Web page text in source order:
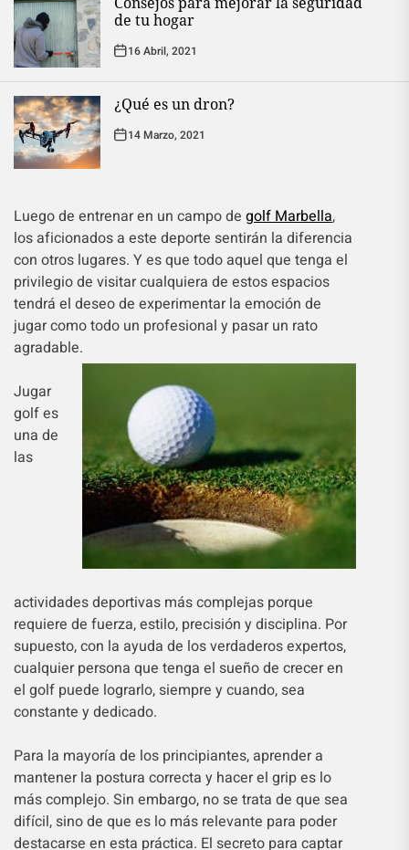
de tu hogar
16 Abril, 2021
¿Qué es un dron?
14 Marzo, 2021
Luego de entrenar en un campo de golf Marbella,
los aficionados a este deporte sentirán la diferencia
con otros lugares. Y es que todo aquel que tenga el
privilegio de visitar cualquiera de estos espacios
tendrá el deseo de experimentar la emoción de
jugar como todo un profesional y pasar un rato
agradable.
Jugar
golf es
una de
las
actividades deportivas más complejas porque
requiere de fuerza, estilo, precisión y disciplina. Por
supuesto, con la ayuda de los verdaderos expertos,
cualquier persona que tenga el sueño de crecer en
el golf puede lograrlo, siempre y cuando, sea
constante y dedicado.
Para la mayoría de los principiantes, aprender a
mantener la postura correcta y hacer el grip es lo
más complejo. Sin embargo, no se trata de que sea
difícil, sino de que es lo más relevante para poder
destacarse en esta práctica. El secreto para captar